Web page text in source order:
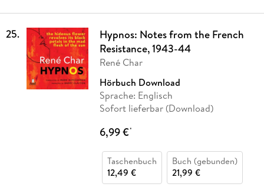
25.
Hypnos: Notes from the French
Resistance, 1943-44
René Char
Hörbuch Download
Sprache: Englisch
Sofort lieferbar (Download)
6,99 €*
Taschenbuch
12,49 €
Buch (gebunden)
21,99 €